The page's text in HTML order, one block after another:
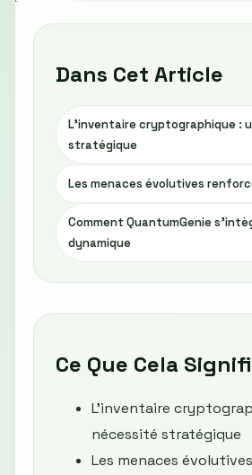
Dans Cet Article
L'inventaire cryptographique :
stratégique
Les menaces évolutives
Comment QuantumGenie
dynamique
Ce Que Cela
L'inventaire
nécessité stratégique
Les menaces